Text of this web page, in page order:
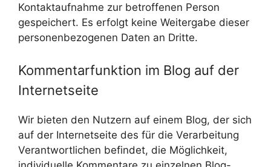
Kontaktaufnahme zur betroffenen Person
gespeichert. Es erfolgt keine Weitergabe dieser
personenbezogenen Daten an Dritte.
Kommentarfunktion im Blog auf der
Internetseite
Wir bieten den Nutzern auf einem Blog, der sich
auf der Internetseite des für die Verarbeitung
Verantwortlichen befindet, die Möglichkeit,